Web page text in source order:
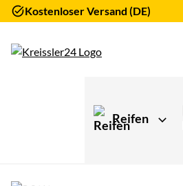
Kostenloser Versand (DE)
Reifen